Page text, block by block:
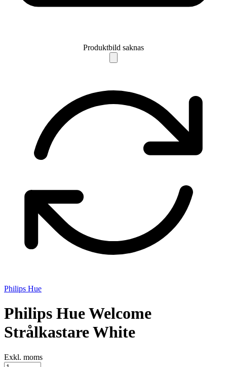
Produktbild saknas
Philips Hue
Philips Hue Welcome
Strålkastare White
Exkl. moms